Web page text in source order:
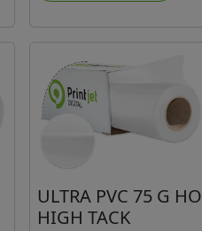
ULTRA PVC 75 G HO
HIGH TACK